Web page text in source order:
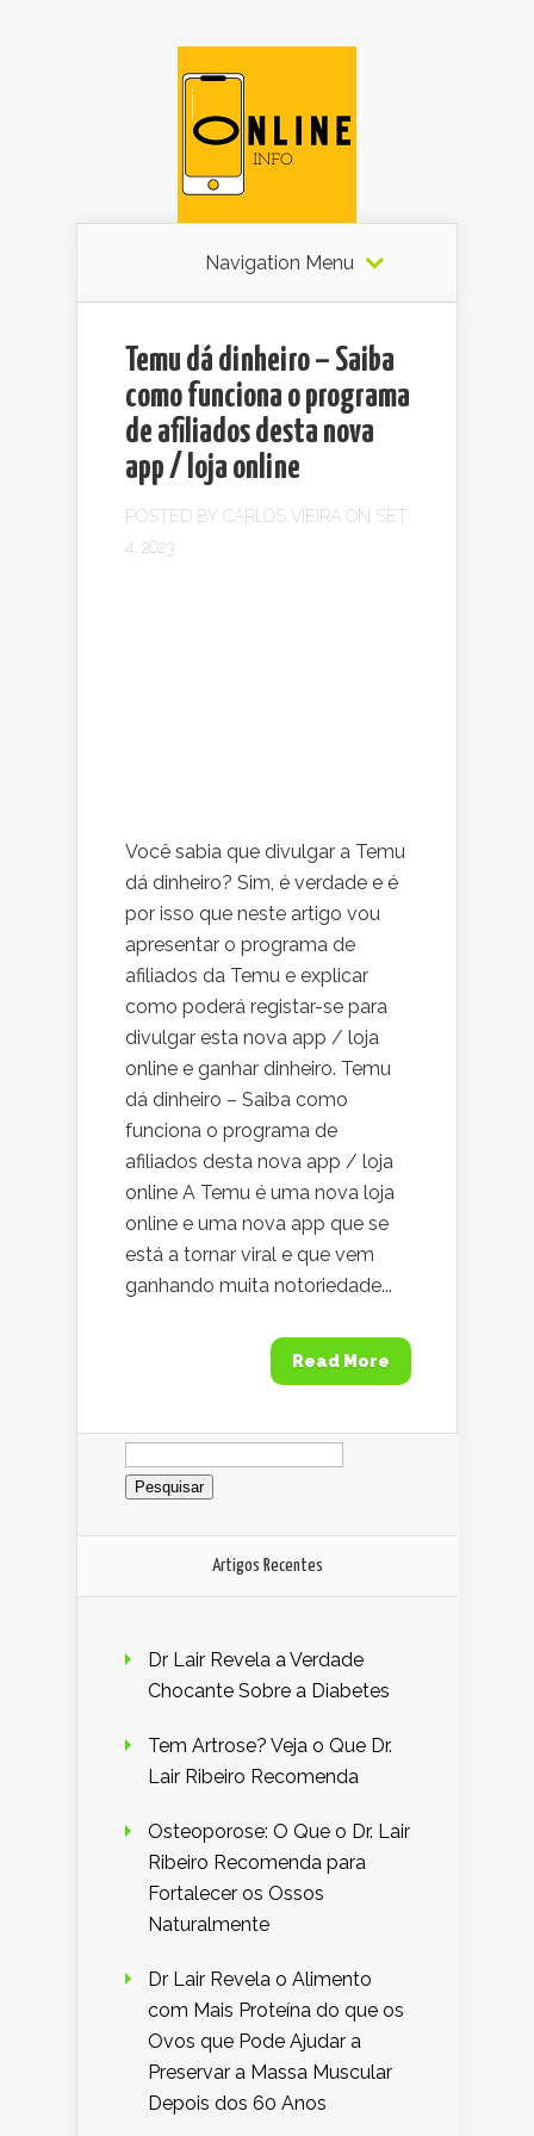
Navigation Menu
Temu dá dinheiro – Saiba
como funciona o programa
de afiliados desta nova
app / loja online
POSTED BY CARLOS VIEIRA ON SET
4, 2023
Você sabia que divulgar a Temu
dá dinheiro? Sim, é verdade e é
por isso que neste artigo vou
apresentar o programa de
afiliados da Temu e explicar
como poderá registar-se para
divulgar esta nova app / loja
online e ganhar dinheiro. Temu
dá dinheiro – Saiba como
funciona o programa de
afiliados desta nova app / loja
online A Temu é uma nova loja
online e uma nova app que se
está a tornar viral e que vem
ganhando muita notoriedade...
Read More
Pesquisar
por:
Artigos Recentes
Dr Lair Revela a Verdade
Chocante Sobre a Diabetes
Tem Artrose? Veja o Que Dr.
Lair Ribeiro Recomenda
Osteoporose: O Que o Dr. Lair
Ribeiro Recomenda para
Fortalecer os Ossos
Naturalmente
Dr Lair Revela o Alimento
com Mais Proteína do que os
Ovos que Pode Ajudar a
Preservar a Massa Muscular
Depois dos 60 Anos